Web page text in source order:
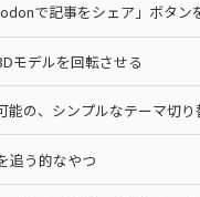
で記事をシェア」ボタン
モデルを回転させる
の、シンプルなテーマ切り
追う的なやつ